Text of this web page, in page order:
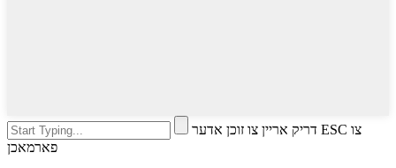
דריק אריין צו זוכן אדער ESC צו
פארמאכן